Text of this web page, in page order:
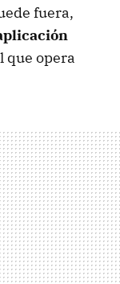
fuera,
que opera